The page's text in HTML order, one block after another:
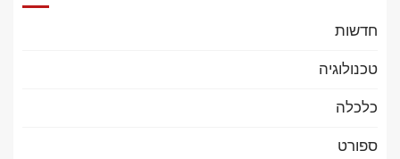
חדשות
טכנולוגיה
כלכלה
ספורט